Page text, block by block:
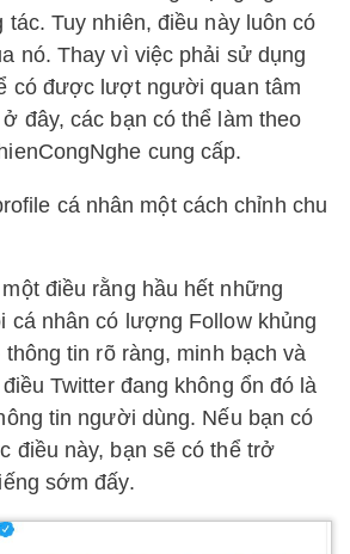
Tuy nhiên, điều này luôn có
nó. Thay vì việc phải sử dụng
có được lượt người quan tâm
đây, các bạn có thể làm theo
cung cấp.
cá nhân một cách chỉnh chu
điều rằng hầu hết những
cá nhân có lượng Follow khủng
tin rõ ràng, minh bạch và
Twitter đang không ổn đó là
tin người dùng. Nếu bạn có
điều này, bạn sẽ có thể trở
sớm đấy.